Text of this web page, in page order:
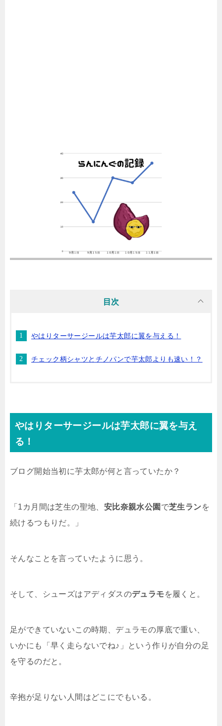
目次
やはりターサージールは芋太郎に翼を与える！
チェック柄シャツとチノパンで芋太郎よりも速い！？
やはりターサージールは芋太郎に翼を与え
る！
ブログ開始当初に芋太郎が何と言っていたか？
「1カ月間は芝生の聖地、 安比奈親水公園 で芝生ランを
続けるつもりだ。」
そんなことを言っていたように思う。
そして、シューズはアディダスのデュラモを履くと。
足ができていないこの時期、デュラモの厚底で重い、
いかにも「早く走らないでね♪」という作りが自分の足
を守るのだと。
辛抱が足りない人間はどこにでもいる。